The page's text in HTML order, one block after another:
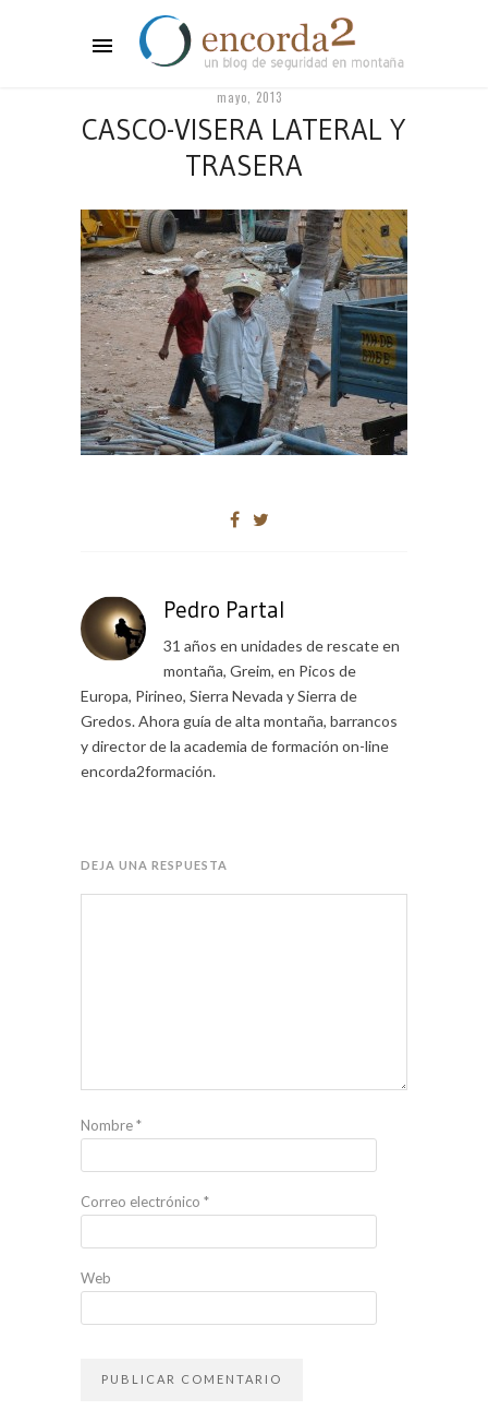
mayo, 2013
CASCO-VISERA LATERAL Y
TRASERA
Pedro Partal
31 años en unidades de rescate en
montaña, Greim, en Picos de
Europa, Pirineo, Sierra Nevada y Sierra de
Gredos. Ahora guía de alta montaña, barrancos
y director de la academia de formación on-line
encorda2formación.
DEJA UNA RESPUESTA
Nombre*
Correo electrónico *
Web